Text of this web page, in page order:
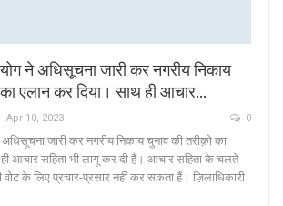
ने अधिसूचना जारी कर नगरीय निकाय
एलान कर दिया। साथ ही आचार…
Apr 10, 2023 0
अधिसूचना जारी कर नगरीय निकाय चुनाव की तरीक़ो का
आचार सहिता भी लागू कर दी हैं। आचार सहिता के चलते
वोट के लिए प्रचार-प्रसार नहीं कर सकता हैं। ज़िलाधिकारी